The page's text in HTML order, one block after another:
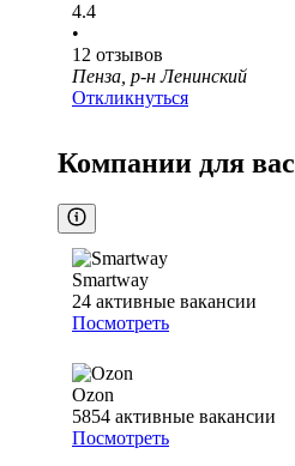
4.4
•
12 отзывов
Пенза, р-н Ленинский
Откликнуться
Компании для вас
Smartway
24 активные вакансии
Посмотреть
Ozon
5854 активные вакансии
Посмотреть